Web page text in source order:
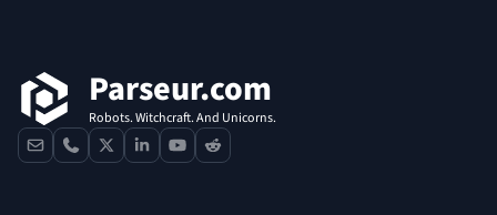
Parseur.com
Robots. Witchcraft. And Unicorns.
contactphone
x linkedinyoutube
reddit